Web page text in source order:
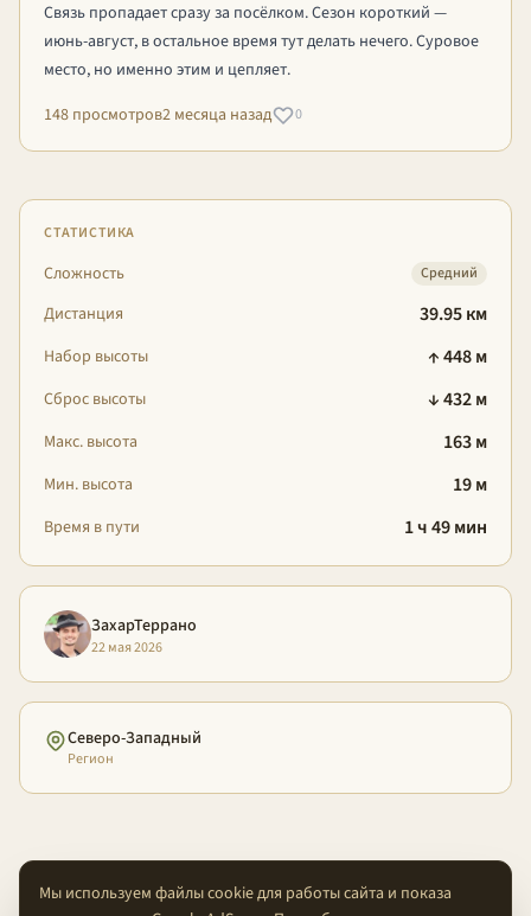
Связь пропадает сразу за посёлком. Сезон короткий —
июнь-август, в остальное время тут делать нечего. Суровое
место, но именно этим и цепляет.
148 просмотров2 месяца назад 0
СТАТИСТИКА
Сложность Средний
Дистанция 39.95 км
Набор высоты ↑ 448 м
Сброс высоты ↓ 432 м
Макс. высота 163 м
Мин. высота 19 м
Время в пути 1 ч 49 мин
ЗахарТеррано
22 мая 2026
Северо-Западный
Регион
Мы используем файлы cookie для работы сайта и показа